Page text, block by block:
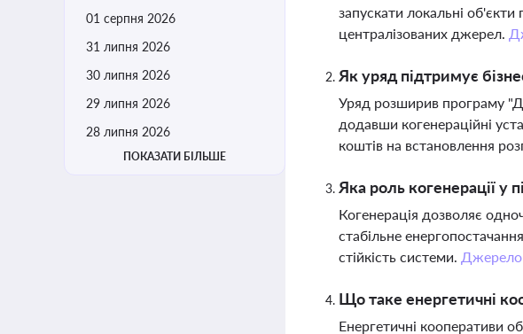
01 серпня 2026
31 липня 2026
30 липня 2026
29 липня 2026
28 липня 2026
ПОКАЗАТИ БІЛЬШЕ
запускати локальні
централізованих джерел.
Як уряд підтримує
Уряд розширив програму
додавши когенераційні
коштів на встановлення
Яка роль когенерації у
Когенерація дозволяє
стабільне
стійкість системи. Джерело
Що таке енергетичні
Енергетичні кооперативи